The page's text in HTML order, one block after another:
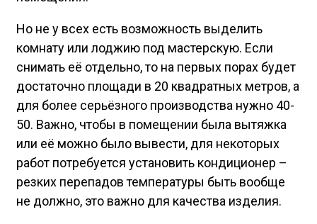
Но не у всех есть возможность выделить
комнату или лоджию под мастерскую. Если
снимать её отдельно, то на первых порах будет
достаточно площади в 20 квадратных метров, а
для более серьёзного производства нужно 40-
50. Важно, чтобы в помещении была вытяжка
или её можно было вывести, для некоторых
работ потребуется установить кондиционер –
резких перепадов температуры быть вообще
не должно, это важно для качества изделия.